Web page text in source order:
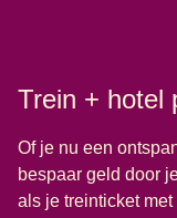
Trein + hotel
Of je nu een
bespaar geld door
als je treinticket met